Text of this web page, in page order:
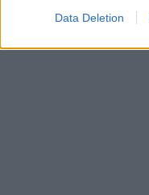
Data Deletion